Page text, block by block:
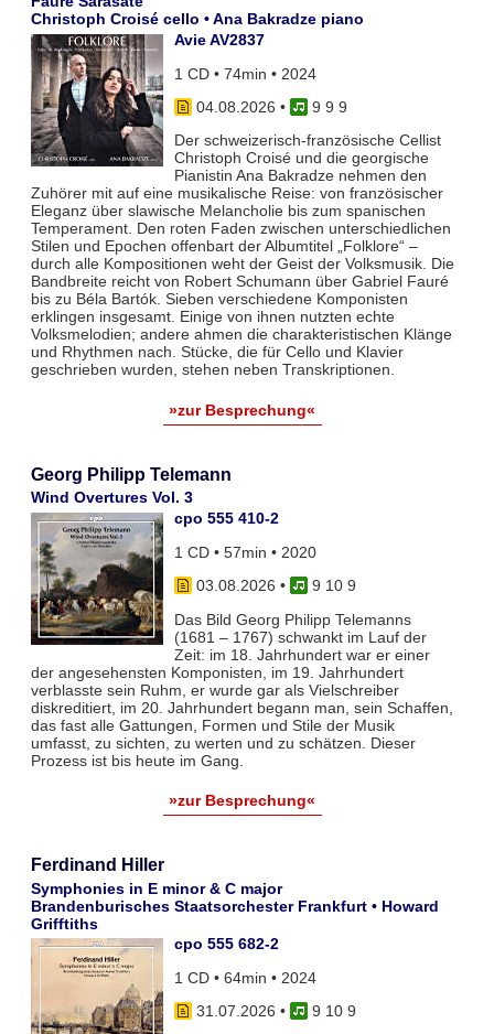
Christoph Croisé cello • Ana Bakradze piano
Avie AV2837
1 CD • 74min • 2024
04.08.2026 •
9 9 9
Der schweizerisch-französische Cellist
Christoph Croisé und die georgische
Pianistin Ana Bakradze nehmen den
Zuhörer mit auf eine musikalische Reise: von französischer
Eleganz über slawische Melancholie bis zum spanischen
Temperament. Den roten Faden zwischen unterschiedlichen
Stilen und Epochen offenbart der Albumtitel „Folklore“ –
durch alle Kompositionen weht der Geist der Volksmusik. Die
Bandbreite reicht von Robert Schumann über Gabriel Fauré
bis zu Béla Bartók. Sieben verschiedene Komponisten
erklingen insgesamt. Einige von ihnen nutzten echte
Volksmelodien; andere ahmen die charakteristischen Klänge
und Rhythmen nach. Stücke, die für Cello und Klavier
geschrieben wurden, stehen neben Transkriptionen.
»zur Besprechung«
Georg Philipp Telemann
Wind Overtures Vol. 3
cpo 555 410-2
1 CD • 57min • 2020
03.08.2026 •
9 10 9
Das Bild Georg Philipp Telemanns
(1681 – 1767) schwankt im Lauf der
Zeit: im 18. Jahrhundert war er einer
der angesehensten Komponisten, im 19. Jahrhundert
verblasste sein Ruhm, er wurde gar als Vielschreiber
diskreditiert, im 20. Jahrhundert begann man, sein Schaffen,
das fast alle Gattungen, Formen und Stile der Musik
umfasst, zu sichten, zu werten und zu schätzen. Dieser
Prozess ist bis heute im Gang.
»zur Besprechung«
Ferdinand Hiller
Symphonies in E minor & C major
Brandenburisches Staatsorchester Frankfurt • Howard
Grifftiths
cpo 555 682-2
1 CD • 64min • 2024
31.07.2026 •
9 10 9